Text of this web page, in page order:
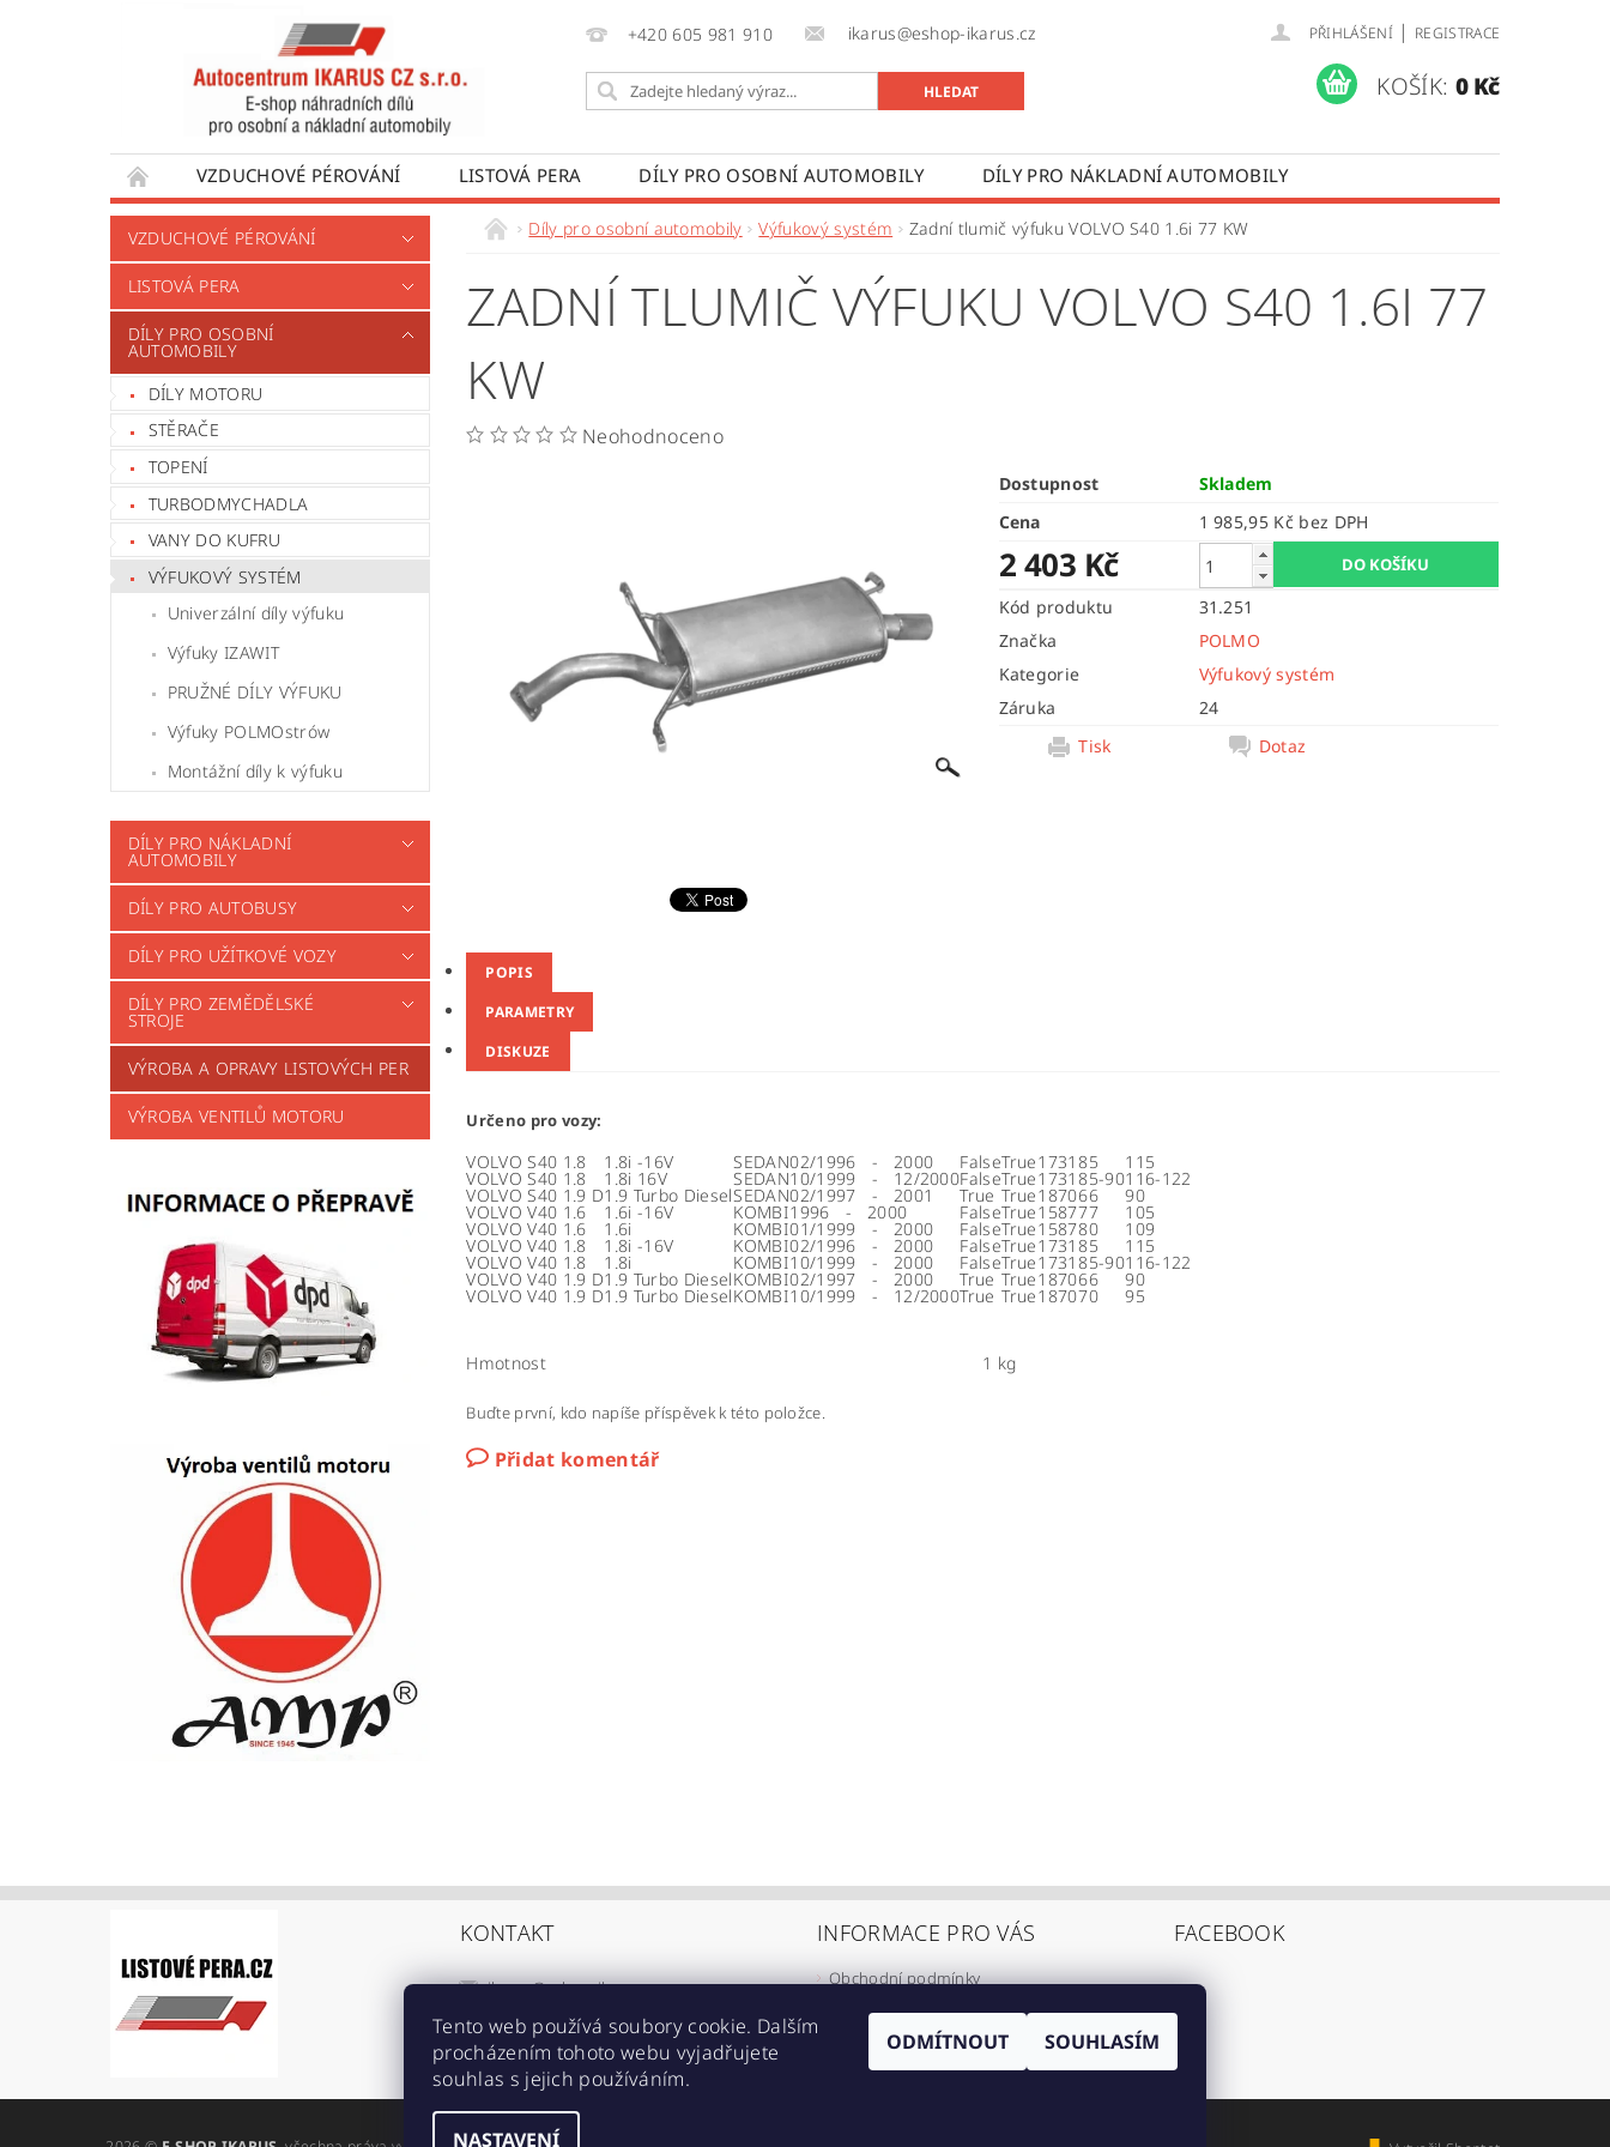
+420 605 981 910 ikarus@eshop-ikarus.cz PŘIHLÁŠENÍ | REGISTRACE
KOŠÍK: 0 Kč
VZDUCHOVÉ PÉROVÁNÍ LISTOVÁ PERA DÍLY PRO OSOBNÍ AUTOMOBILY
DÍLY PRO NÁKLADNÍ AUTOMOBILY
DÍLY PRO AUTOBUSY
DÍLY PRO UŽÍTKOVÉ VOZY DÍLY PRO ZEMĚDĚLSKÉ STROJE
VÝROBA A OPRAVY LISTOVÝCH PER
VÝROBA VENTILŮ MOTORU
VZDUCHOVÉ PÉROVÁNÍ
LISTOVÁ PERA
DÍLY PRO OSOBNÍ
AUTOMOBILY
DÍLY MOTORU
STĚRAČE
TOPENÍ
TURBODMYCHADLA
VANY DO KUFRU
VÝFUKOVÝ SYSTÉM
Univerzální díly výfuku
Výfuky IZAWIT
PRUŽNÉ DÍLY VÝFUKU
Výfuky POLMOstrów
Montážní díly k výfuku
DÍLY PRO NÁKLADNÍ
AUTOMOBILY
DÍLY PRO AUTOBUSY
DÍLY PRO UŽÍTKOVÉ VOZY
DÍLY PRO ZEMĚDĚLSKÉ
STROJE
VÝROBA A OPRAVY LISTOVÝCH PER
VÝROBA VENTILŮ MOTORU
Díly pro osobní automobily Výfukový systém Zadní tlumič výfuku VOLVO S40 1.6i 77 KW
ZADNÍ TLUMIČ VÝFUKU VOLVO S40 1.6I 77
KW
Neohodnoceno
Dostupnost
Skladem
Cena
1 985,95 Kč bez DPH
2 403 Kč
Kód produktu
31.251
Značka
POLMO
Kategorie
Výfukový systém
Záruka
24
Tisk
Dotaz
POPIS
PARAMETRY
DISKUZE
Určeno pro vozy:
VOLVO S40 1.8 1.8i -16V SEDAN02/1996 - 2000 FalseTrue1731 85 115
VOLVO S40 1.8 1.8i 16V SEDAN10/1999 - 12/2000FalseTrue1731 85-90116-122
VOLVO S40 1.9 D1.9 Turbo DieselSEDAN02/1997 - 2001 True True187066 90
VOLVO V40 1.6 1.6i -16V KOMBI1996 - 2000 FalseTrue158777 105
VOLVO V40 1.6 1.6i KOMBI01/1999 - 2000 FalseTrue158780 109
VOLVO V40 1.8 1.8i -16V KOMBI02/1996 - 2000 FalseTrue1731 85 115
VOLVO V40 1.8 1.8i KOMBI10/1999 - 2000 FalseTrue1731 85-90116-122
VOLVO V40 1.9 D1.9 Turbo DieselKOMBI02/1997 - 2000 True True187066 90
VOLVO V40 1.9 D1.9 Turbo DieselKOMBI10/1999 - 12/2000True True187070 95
Hmotnost 1 kg
Buďte první, kdo napíše příspěvek k této položce.
Přidat komentář
KONTAKT
ikarus@eshop-ikarus.cz
+420 605 981 910
https://www.facebook.com/eshopikarus/?
ref=br_rs
INFORMACE PRO VÁS
Obchodní podmínky
Informace o přepravě
FACEBOOK
Tento web používá soubory cookie. Dalším
procházením tohoto webu vyjadřujete
souhlas s jejich používáním.
NASTAVENÍ
ODMÍTNOUT SOUHLASÍM